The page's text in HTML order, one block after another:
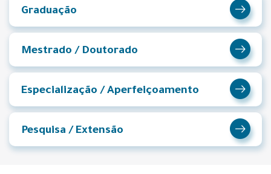
Graduação
Mestrado / Doutorado
Especialização / Aperfeiçoamento
Pesquisa / Extensão